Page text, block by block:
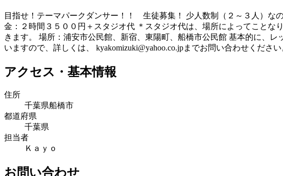
目指せ！テーマパークダンサー！！ 生徒募集！ 少人数制（２～３人）
金：２時間３５００円＋スタジオ代 ＊スタジオ代は、場所によってこと
きます。 場所：浦安市公民館、新宿、東陽町、船橋市公民館 基本的に、
いますので、詳しくは、 kyakomizuki@yahoo.co.jpまでお問い合わせくださ
アクセス・基本情報
住所
千葉県船橋市
都道府県
千葉県
担当者
Ｋａｙｏ
お問い合わせ